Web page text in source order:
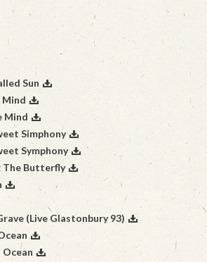
Sun
Mind
Simphony
Symphony
The Butterfly
(Live Glastonbury 93)
Ocean